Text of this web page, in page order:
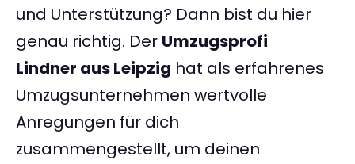
und Unterstützung? Dann bist du hier
genau richtig. Der Umzugsprofi
Lindner aus Leipzig hat als erfahrenes
Umzugsunternehmen wertvolle
Anregungen für dich
zusammengestellt, um deinen